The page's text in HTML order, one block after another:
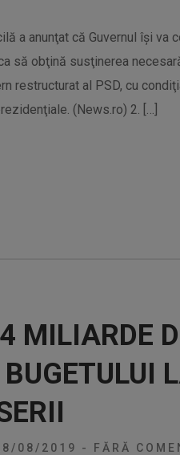
a anunţat că Guvernul îşi va
să obţină susţinerea
restructurat al PSD, cu
(News.ro) 2. […]
MILIARDE
08/2019 - FĂRĂ